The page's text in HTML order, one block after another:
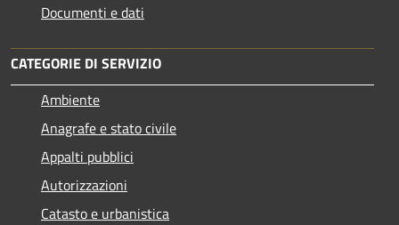
Documenti e dati
CATEGORIE DI SERVIZIO
Ambiente
Anagrafe e stato civile
Appalti pubblici
Autorizzazioni
Catasto e urbanistica